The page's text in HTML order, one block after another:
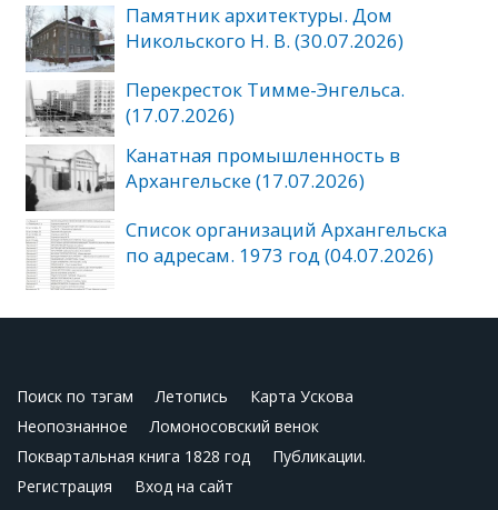
Памятник архитектуры. Дом
Никольского Н. В. (30.07.2026)
Перекресток Тимме-Энгельса.
(17.07.2026)
Канатная промышленность в
Архангельске (17.07.2026)
Список организаций Архангельска
по адресам. 1973 год (04.07.2026)
Поиск по тэгам Летопись
Карта Ускова
Неопознанное
Ломоносовский венок
Поквартальная книга 1828 год
Публикации.
Регистрация
Вход на сайт